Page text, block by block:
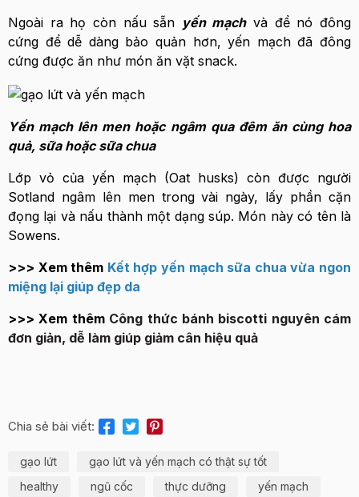
Ngoài ra họ còn nấu sẵn yến mạchvà để nó đông
cứng để dễ dàng bảo quản hơn, yến mạch đã đông
cứng được ăn như món ăn vặt snack.
Yến mạch lên men hoặc ngâm qua đêm ăn cùng hoa
quả, sữa hoặc sữa chua
Lớp vỏ của yến mạch (Oat husks) còn được người
Sotland ngâm lên men trong vài ngày, lấy phần cặn
đọng lại và nấu thành một dạng súp. Món này có tên là
Sowens.
>>> Xem thêm Kết hợp yến mạch sữa chua vừa ngon
miệng lại giúp đẹp da
>>> Xem thêm Công thức bánh biscotti nguyên cám
đơn giản, dễ làm giúp giảm cân hiệu quả
Chia sẻ bài viết:
gạo lứt
gạo lứt và yến mạch có thật sự tốt
healthy
ngũ cốc thực dưỡng yến mạch